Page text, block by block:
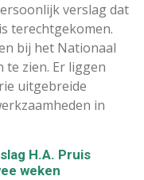
verslag dat
terechtgekomen.
bij het Nationaal
te zien. Er liggen
uitgebreide
in
H.A. Pruis
weken